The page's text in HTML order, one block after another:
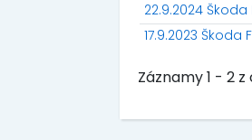
22.9.2024
17.9.2023
Záznamy 1 - 2